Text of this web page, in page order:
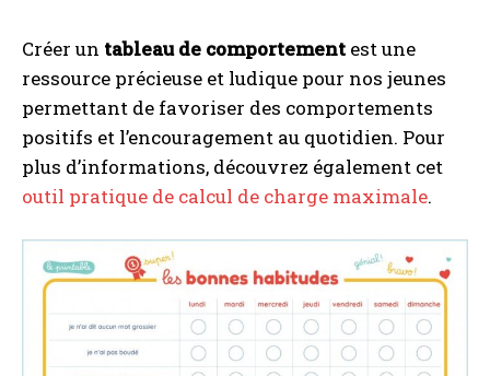
Créer un tableau de comportement est une
ressource précieuse et ludique pour nos jeunes
permettant de favoriser des comportements
positifs et l’encouragement au quotidien. Pour
plus d’informations, découvrez également cet
outil pratique de calcul de charge maximale.